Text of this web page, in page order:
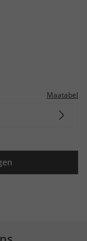
Maatabel